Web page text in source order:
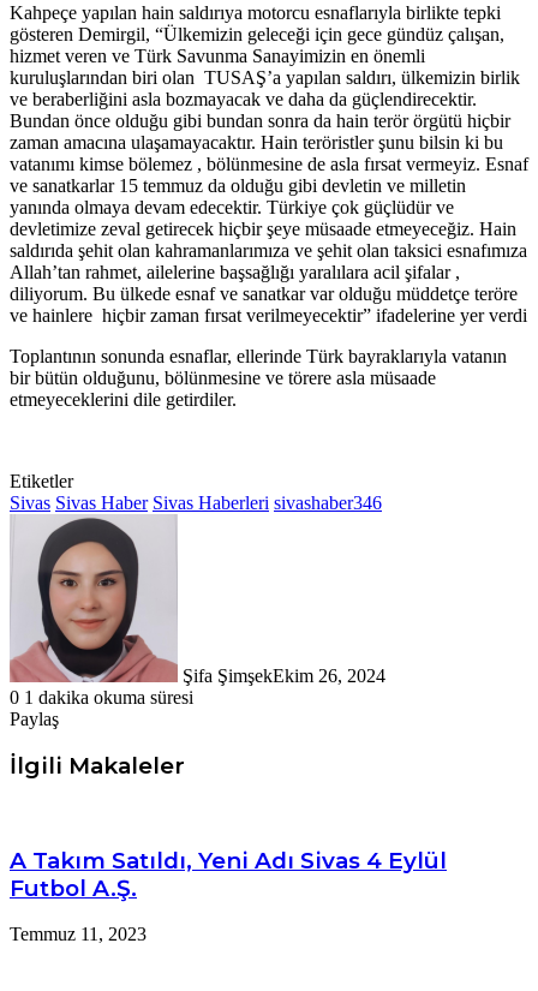
Kahpeçe yapılan hain saldırıya motorcu esnaflarıyla birlikte tepki
gösteren Demirgil, “Ülkemizin geleceği için gece gündüz çalışan,
hizmet veren ve Türk Savunma Sanayimizin en önemli
kuruluşlarından biri olan TUSAŞ’a yapılan saldırı, ülkemizin birlik
ve beraberliğini asla bozmayacak ve daha da güçlendirecektir.
Bundan önce olduğu gibi bundan sonra da hain terör örgütü hiçbir
zaman amacına ulaşamayacaktır. Hain teröristler şunu bilsin ki bu
vatanımı kimse bölemez , bölünmesine de asla fırsat vermeyiz. Esnaf
ve sanatkarlar 15 temmuz da olduğu gibi devletin ve milletin
yanında olmaya devam edecektir. Türkiye çok güçlüdür ve
devletimize zeval getirecek hiçbir şeye müsaade etmeyeceğiz. Hain
saldırıda şehit olan kahramanlarımıza ve şehit olan taksici esnafımıza
Allah’tan rahmet, ailelerine başsağlığı yaralılara acil şifalar ,
diliyorum. Bu ülkede esnaf ve sanatkar var olduğu müddetçe teröre
ve hainlere hiçbir zaman fırsat verilmeyecektir” ifadelerine yer verdi
Toplantının sonunda esnaflar, ellerinde Türk bayraklarıyla vatanın
bir bütün olduğunu, bölünmesine ve törere asla müsaade
etmeyeceklerini dile getirdiler.
Etiketler
Sivas Sivas Haber Sivas Haberleri sivashaber346
Şifa ŞimşekEkim 26, 2024
0 1 dakika okuma süresi
Paylaş
Posta
ile
İlgili Makaleler
A Takım Satıldı, Yeni Adı Sivas 4 Eylül
Futbol A.Ş.
Temmuz 11, 2023